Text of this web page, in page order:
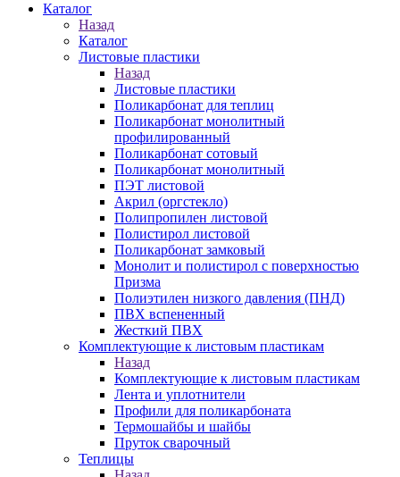
Каталог
Назад
Каталог
Листовые пластики
Назад
Листовые пластики
Поликарбонат для теплиц
Поликарбонат монолитный
профилированный
Поликарбонат сотовый
Поликарбонат монолитный
ПЭТ листовой
Акрил (оргстекло)
Полипропилен листовой
Полистирол листовой
Поликарбонат замковый
Монолит и полистирол с поверхностью
Призма
Полиэтилен низкого давления (ПНД)
ПВХ вспененный
Жесткий ПВХ
Комплектующие к листовым пластикам
Назад
Комплектующие к листовым пластикам
Лента и уплотнители
Профили для поликарбоната
Термошайбы и шайбы
Пруток сварочный
Теплицы